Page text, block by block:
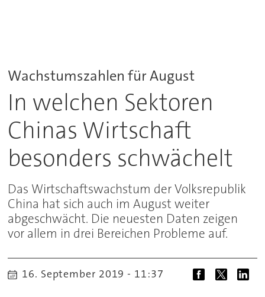
Wachstumszahlen für August
In welchen Sektoren
Chinas Wirtschaft
besonders schwächelt
Das Wirtschaftswachstum der Volksrepublik
China hat sich auch im August weiter
abgeschwächt. Die neuesten Daten zeigen
vor allem in drei Bereichen Probleme auf.
16. September 2019 - 11:37